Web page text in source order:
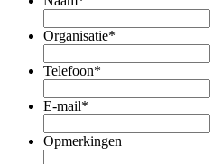
Organisatie*
Telefoon*
E-mail*
Opmerkingen